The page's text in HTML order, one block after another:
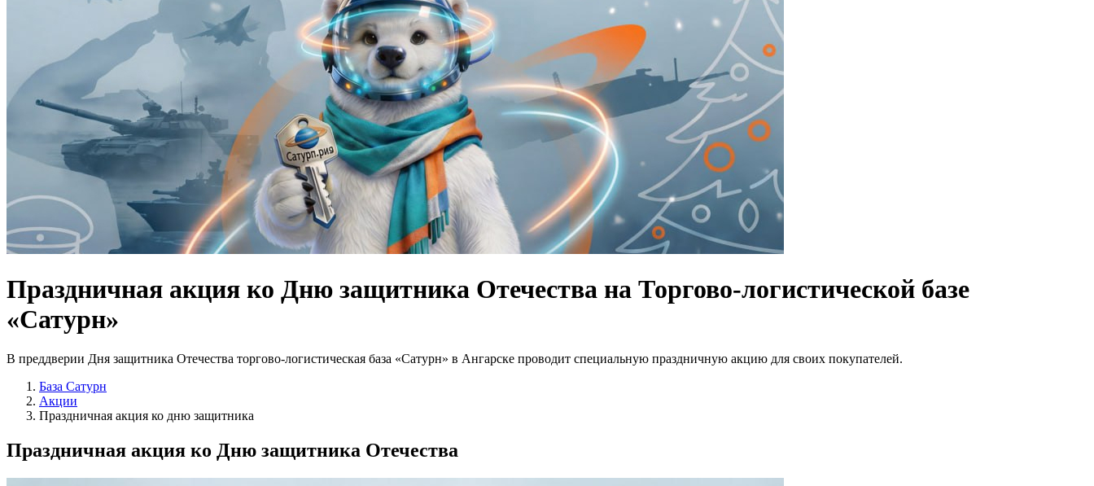
Праздничная акция ко Дню защитника Отечества на Торгово-логистической базе
«Сатурн»
В преддверии Дня защитника Отечества торгово-логистическая база «Сатурн» в Ангарске проводит специальную праздничную акцию для своих покупателей.
База Сатурн
Акции
Праздничная акция ко дню защитника
Праздничная акция ко Дню защитника Отечества